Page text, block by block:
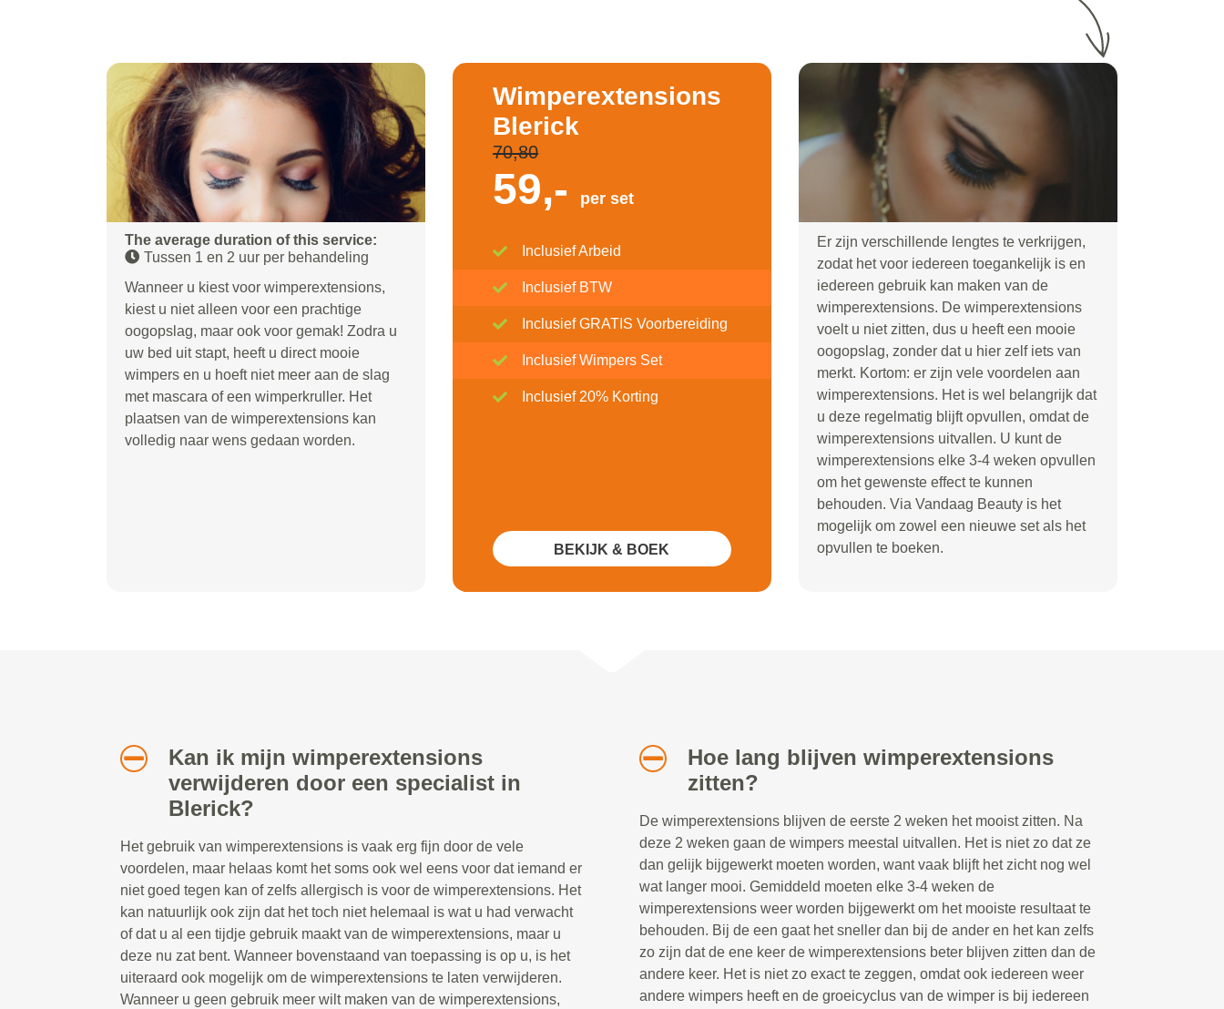
The average duration of this service:
Tussen 1 en 2 uur per behandeling
Wanneer u kiest voor wimperextensions,
kiest u niet alleen voor een prachtige
oogopslag, maar ook voor gemak! Zodra u
uw bed uit stapt, heeft u direct mooie
wimpers en u hoeft niet meer aan de slag
met mascara of een wimperkruller. Het
plaatsen van de wimperextensions kan
volledig naar wens gedaan worden.
Wimperextensions
Blerick
70,80
59,- per set
Inclusief Arbeid
Inclusief BTW
Inclusief GRATIS Voorbereiding
Inclusief Wimpers Set
Inclusief 20% Korting
BEKIJK & BOEK
Er zijn verschillende lengtes te verkrijgen,
zodat het voor iedereen toegankelijk is en
iedereen gebruik kan maken van de
wimperextensions. De wimperextensions
voelt u niet zitten, dus u heeft een mooie
oogopslag, zonder dat u hier zelf iets van
merkt. Kortom: er zijn vele voordelen aan
wimperextensions. Het is wel belangrijk dat
u deze regelmatig blijft opvullen, omdat de
wimperextensions uitvallen. U kunt de
wimperextensions elke 3-4 weken opvullen
om het gewenste effect te kunnen
behouden. Via Vandaag Beauty is het
mogelijk om zowel een nieuwe set als het
opvullen te boeken.
Kan ik mijn wimperextensions
verwijderen door een specialist in
Blerick?
Het gebruik van wimperextensions is vaak erg fijn door de vele
voordelen, maar helaas komt het soms ook wel eens voor dat iemand er
niet goed tegen kan of zelfs allergisch is voor de wimperextensions. Het
kan natuurlijk ook zijn dat het toch niet helemaal is wat u had verwacht
of dat u al een tijdje gebruik maakt van de wimperextensions, maar u
deze nu zat bent. Wanneer bovenstaand van toepassing is op u, is het
uiteraard ook mogelijk om de wimperextensions te laten verwijderen.
Wanneer u geen gebruik meer wilt maken van de wimperextensions,
Hoe lang blijven wimperextensions
zitten?
De wimperextensions blijven de eerste 2 weken het mooist zitten. Na
deze 2 weken gaan de wimpers meestal uitvallen. Het is niet zo dat ze
dan gelijk bijgewerkt moeten worden, want vaak blijft het zicht nog wel
wat langer mooi. Gemiddeld moeten elke 3-4 weken de
wimperextensions weer worden bijgewerkt om het mooiste resultaat te
behouden. Bij de een gaat het sneller dan bij de ander en het kan zelfs
zo zijn dat de ene keer de wimperextensions beter blijven zitten dan de
andere keer. Het is niet zo exact te zeggen, omdat ook iedereen weer
andere wimpers heeft en de groeicyclus van de wimper is bij iedereen